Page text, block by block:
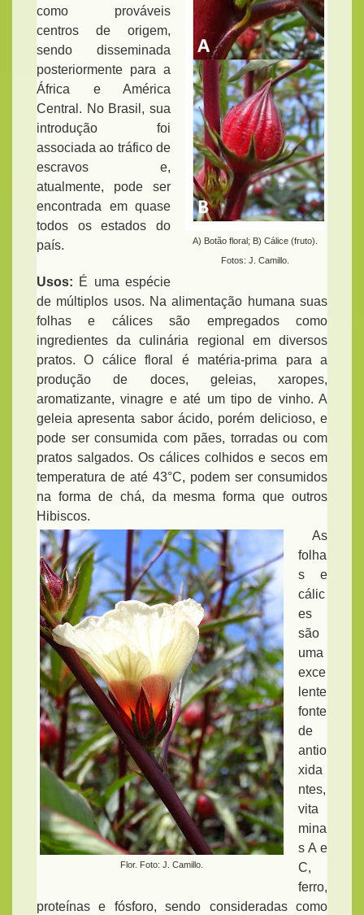
A) Botão floral; B) Cálice (fruto).
Fotos: J. Camillo.
como prováveis
centros de origem,
sendo disseminada
posteriormente para a
África e América
Central. No Brasil, sua
introdução foi
associada ao tráfico de
escravos e,
atualmente, pode ser
encontrada em quase
todos os estados do
país.
Usos: É uma espécie
de múltiplos usos. Na alimentação humana suas
folhas e cálices são empregados como
ingredientes da culinária regional em diversos
pratos. O cálice floral é matéria-prima para a
produção de doces, geleias, xaropes,
aromatizante, vinagre e até um tipo de vinho. A
geleia apresenta sabor ácido, porém delicioso, e
pode ser consumida com pães, torradas ou com
pratos salgados. Os cálices colhidos e secos em
temperatura de até 43°C, podem ser consumidos
na forma de chá, da mesma forma que outros
Hibiscos.
Flor. Foto: J. Camillo.
As
folha
s e
cálic
es
são
uma
exce
lente
fonte
de
antio
xida
ntes,
vita
mina
s A e
C,
ferro,
proteínas e fósforo, sendo consideradas como